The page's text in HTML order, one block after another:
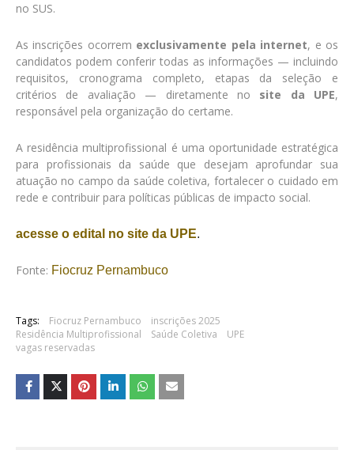
no SUS.
As inscrições ocorrem exclusivamente pela internet, e os
candidatos podem conferir todas as informações — incluindo
requisitos, cronograma completo, etapas da seleção e
critérios de avaliação — diretamente no site da UPE,
responsável pela organização do certame.
A residência multiprofissional é uma oportunidade estratégica
para profissionais da saúde que desejam aprofundar sua
atuação no campo da saúde coletiva, fortalecer o cuidado em
rede e contribuir para políticas públicas de impacto social.
acesse o edital no site da UPE.
Fonte: Fiocruz Pernambuco
Tags: Fiocruz Pernambuco
inscrições 2025
Residência Multiprofissional
Saúde Coletiva
UPE
vagas reservadas